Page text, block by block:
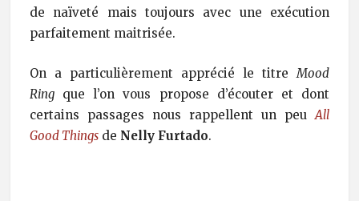
de naïveté mais toujours avec une exécution
parfaitement maitrisée.
On a particulièrement apprécié le titreMood
Ringque l’on vous propose d’écouter et dont
certains passages nous rappellent un peuAll
Good Thingsde Nelly Furtado.